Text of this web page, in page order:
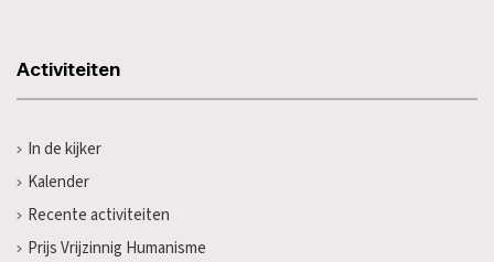
Activiteiten
In de kijker
Kalender
Recente activiteiten
Prijs Vrijzinnig Humanisme